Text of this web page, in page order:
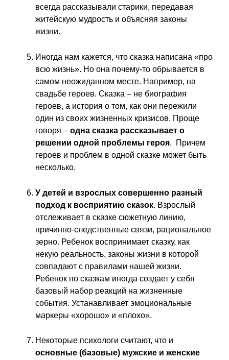
всегда рассказывали старики, передавая
житейскую мудрость и объясняя законы
жизни.
Иногда нам кажется, что сказка написана «про
всю жизнь». Но она почему-то обрывается в
самом неожиданном месте. Например, на
свадьбе героев. Сказка – не биография
героев, а история о том, как они пережили
один из своих жизненных кризисов. Проще
говоря –одна сказка рассказывает о
решении одной проблемы героя. Причем
героев и проблем в одной сказке может быть
несколько.
У детей и взрослых совершенно разный
подход к восприятию сказок. Взрослый
отслеживает в сказке сюжетную линию,
причинно-следственные связи, рациональное
зерно. Ребенок воспринимает сказку, как
некую реальность, законы жизни в которой
совпадают с правилами нашей жизни.
Ребенок по сказкам иногда создает у себя
базовый набор реакций на жизненные
события. Устанавливает эмоциональные
маркеры «хорошо» и «плохо».
Некоторые психологи считают, что и
основные (базовые) мужские и женские